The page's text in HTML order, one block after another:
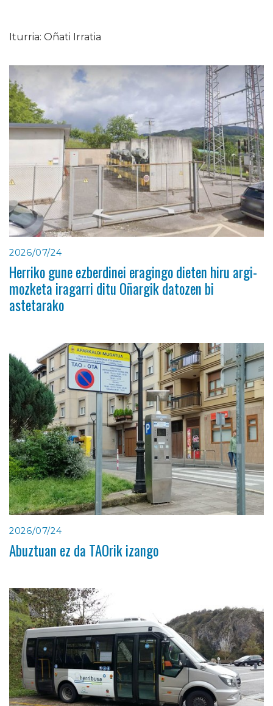
Iturria: Oñati Irratia
2026/07/24
Herriko gune ezberdinei eragingo dieten hiru argi-
mozketa iragarri ditu Oñargik datozen bi
astetarako
2026/07/24
Abuztuan ez da TAOrik izango